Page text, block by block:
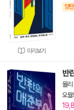
미리보기
양
반
몰리
오월